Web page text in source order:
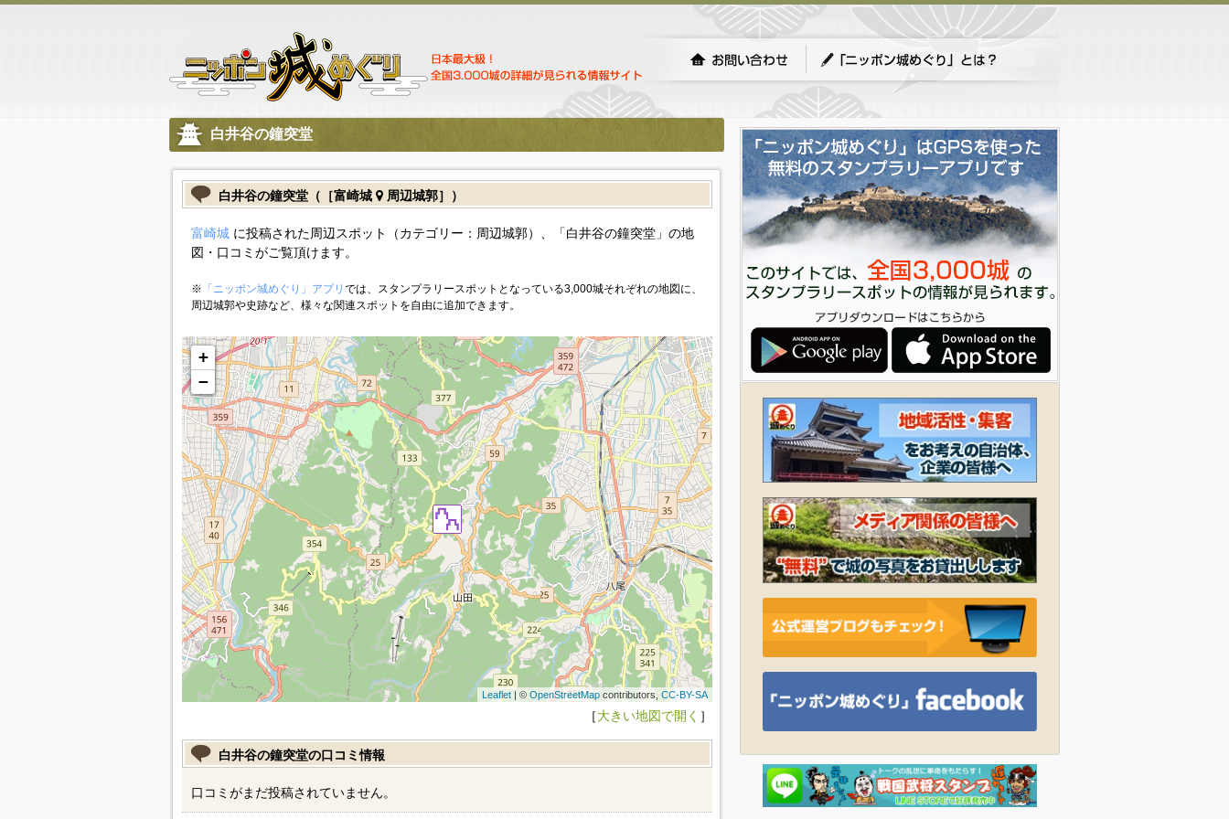
白井谷の鐘突堂
白井谷の鐘突堂（［富崎城 周辺城郭］）
富崎城に投稿された周辺スポット（カテゴリー：周辺城郭）、「白井谷の鐘突堂」の地
図・口コミがご覧頂けます。
※ 「ニッポン城めぐり」アプリ では、スタンプラリースポットとなっている3,000城それぞれの地図に、
周辺城郭や史跡など、様々な関連スポットを自由に追加できます。
+
−
Leaflet| © OpenStreetMapcontributors, CC-BY-SA
［大きい地図で開く ］
白井谷の鐘突堂の口コミ情報
口コミがまだ投稿されていません。